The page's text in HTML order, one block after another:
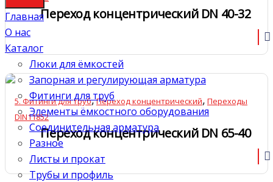
Главная
О нас
Каталог
Люки для ёмкостей
Запорная и регулирующая арматура
Фитинги для труб
Элементы ёмкостного оборудования
Соединительная арматура
Разное
Листы и прокат
Трубы и профиль
Переход концентрический DN 40-32
5. Фитинги для труб,Переход концентрический, Переходы
DIN11852
Переход концентрический DN 65-40